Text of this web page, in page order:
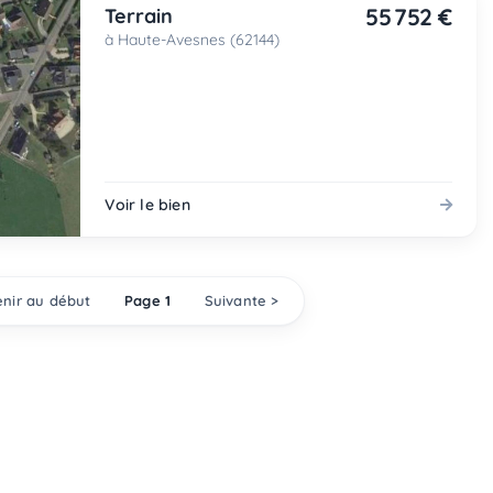
Terrain
à Haute-Avesnes (62144)
55 752 €
Voir le bien
au début Page 1 Suivante >